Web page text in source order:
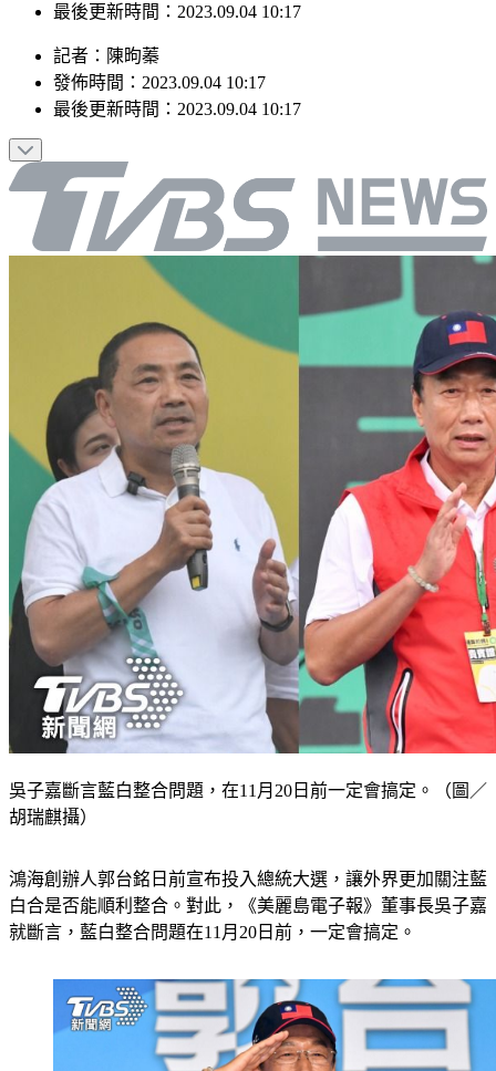
最後更新時間：2023.09.04 10:17
記者 ： 陳昫蓁
發佈時間： 2023.09.04 10:17
最後更新時間： 2023.09.04 10:17
吳子嘉斷言藍白整合問題，在11月20日前一定會搞定。（圖／
胡瑞麒攝）
鴻海創辦人郭台銘日前宣布投入總統大選，讓外界更加關注藍
白合是否能順利整合。對此，《美麗島電子報》董事長吳子嘉
就斷言，藍白整合問題在11月20日前，一定會搞定。